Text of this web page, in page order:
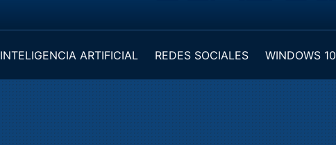
INTELIGENCIA ARTIFICIAL REDES SOCIALES WINDOWS 10